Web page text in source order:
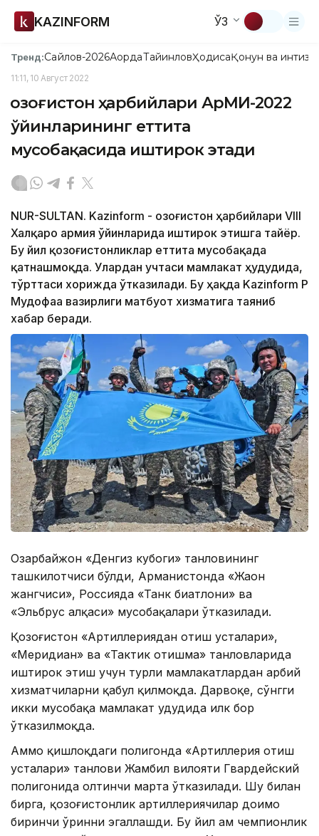
KAZINFORM ЎЗ
Тренд:Сайлов-2026АқордаТайинловҲодисаҚонун ва
11:11, 10 Август 2022
Қозоғистон ҳарбийлари АрМИ-2022
ўйинларининг еттита
мусобақасида иштирок этади
NUR-SULTAN. Kazinform - Қозоғистон ҳарбийлари VIII
Халқаро армия ўйинларида иштирок этишга тайёр.
Бу йил қозоғистонликлар еттита мусобақада
қатнашмоқда. Улардан учтаси мамлакат ҳудудида,
тўрттаси хорижда ўтказилади. Бу ҳақда Kazinform ҚР
Мудофаа вазирлиги матбуот хизматига таяниб
хабар беради.
Озарбайжон «Денгиз кубоги» танловининг
ташкилотчиси бўлди, Арманистонда «Жаҳон
жангчиси», Россияда «Танк биатлони» ва
«Эльбрус ҳалқаси» мусобақалари ўтказилади.
Қозоғистон «Артиллериядан отиш усталари»,
«Меридиан» ва «Тактик отишма» танловларида
иштирок этиш учун турли мамлакатлардан ҳарбий
хизматчиларни қабул қилмоқда. Дарвоқе, сўнгги
икки мусобақа мамлакат ҳудудида илк бор
ўтказилмоқда.
Аммо қишлоқдаги полигонда «Артиллерия отиш
усталари» танлови Жамбил вилояти Гвардейский
полигонида олтинчи марта ўтказилади. Шу билан
бирга, қозоғистонлик артиллериячилар доимо
биринчи ўринни эгаллашди. Бу йил ҳам чемпионлик